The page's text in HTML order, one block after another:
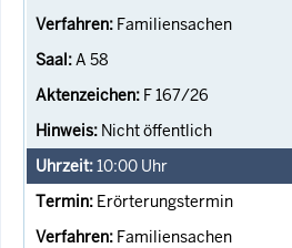
Familiensachen
A 58
F 167/26
Nicht öffentlich
10:00 Uhr
Erörterungstermin
Familiensachen